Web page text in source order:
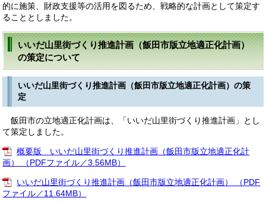
的に施策、財政支援等の活用を図るため、戦略的な計画として策定す
ることとしました。
いいだ山里街づくり推進計画（飯田市版立地適正化計画）
の策定について
いいだ山里街づくり推進計画（飯田市版立地適正化計画）の策
定
飯田市の立地適正化計画は、「いいだ山里街づくり推進計画」とし
て策定しました。
概要版 いいだ山里街づくり推進計画（飯田市版立地適正化計
画） （PDFファイル／3.56MB）
いいだ山里街づくり推進計画（飯田市版立地適正化計画） （PDF
ファイル／11.64MB）